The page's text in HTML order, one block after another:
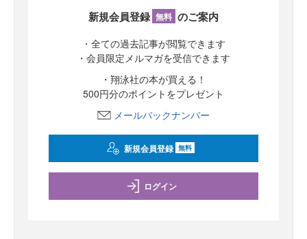
新規会員登録 無料 のご案内
・全ての過去記事が閲覧できます
・会員限定メルマガを受信できます
・翔泳社の本が買える！
500円分のポイントをプレゼント
メールバックナンバー
新規会員登録 無料
ログイン